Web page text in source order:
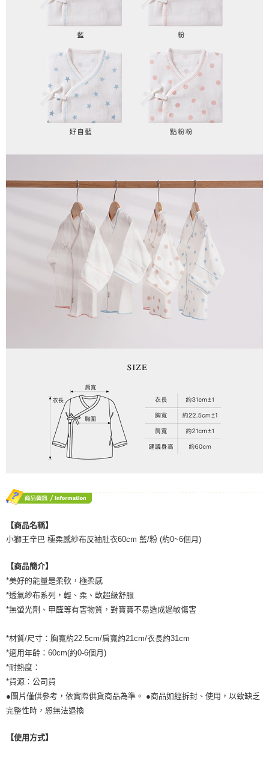
【商品名稱】
小獅王辛巴 極柔感紗布反袖肚衣60cm 藍/粉 (約0~6個月)
【商品簡介】
*美好的能量是柔軟，極柔感
*透氣紗布系列，輕、柔、軟超級舒服
*無螢光劑、甲醛等有害物質，對寶寶不易造成過敏傷害
*材質/尺寸：胸寬約22.5cm/肩寬約21cm/衣長約31cm
*適用年齡：60cm(約0-6個月)
*耐熱度：
*貨源：公司貨
●圖片僅供參考，依實際供貨商品為準。 ●商品如經拆封、使用，以致缺乏
完整性時，恕無法退換
【使用方式】